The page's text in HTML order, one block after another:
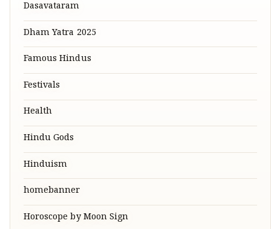
Dasavataram
Dham Yatra 2025
Famous Hindus
Festivals
Health
Hindu Gods
Hinduism
homebanner
Horoscope by Moon Sign